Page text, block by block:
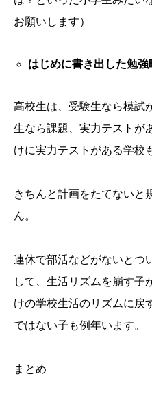
お願いします）
はじめに書き出した勉強
高校生は、受験生なら模試
生なら課題、実力テストが
けに実力テストがある学校
きちんと計画をたてないと
ん。
連休で部活などがないとつ
して、生活リズムを崩す子
けの学校生活のリズムに戻
ではない子も例年います。
まとめ